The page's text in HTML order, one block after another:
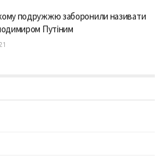
подружжю заборонили називати
Путіним